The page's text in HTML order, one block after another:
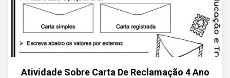
Atividade Sobre Carta De Reclamação 4 Ano